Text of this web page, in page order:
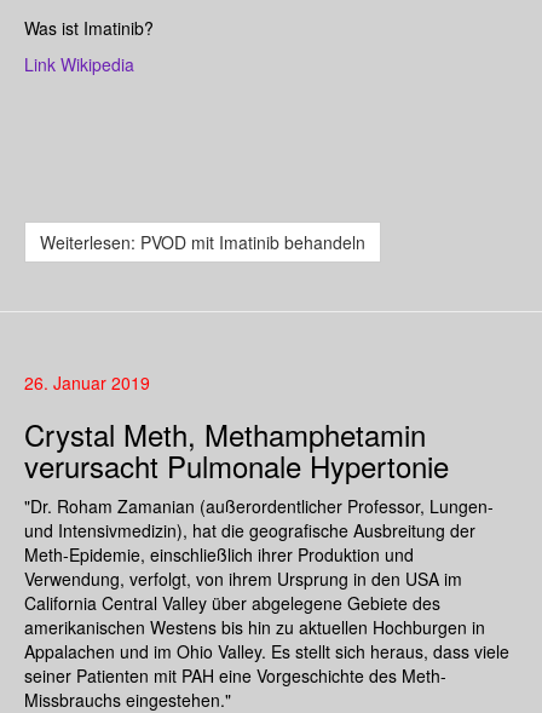
Was ist Imatinib?
Link Wikipedia
Weiterlesen: PVOD mit Imatinib behandeln
26. Januar 2019
Crystal Meth, Methamphetamin
verursacht Pulmonale Hypertonie
"Dr. Roham Zamanian (außerordentlicher Professor, Lungen-
und Intensivmedizin), hat die geografische Ausbreitung der
Meth-Epidemie, einschließlich ihrer Produktion und
Verwendung, verfolgt, von ihrem Ursprung in den USA im
California Central Valley über abgelegene Gebiete des
amerikanischen Westens bis hin zu aktuellen Hochburgen in
Appalachen und im Ohio Valley. Es stellt sich heraus, dass viele
seiner Patienten mit PAH eine Vorgeschichte des Meth-
Missbrauchs eingestehen."